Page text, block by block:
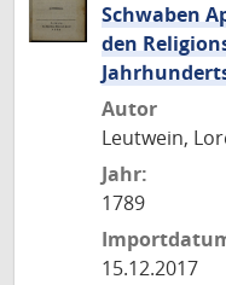
Schwaben
den
Autor
Leutwein,
Jahr:
1789
15.12.2017